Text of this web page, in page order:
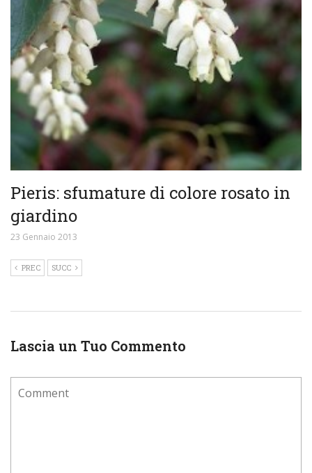
Pieris: sfumature di colore rosato in
giardino
23 Gennaio 2013
PREC SUCC
Lascia un Tuo Commento